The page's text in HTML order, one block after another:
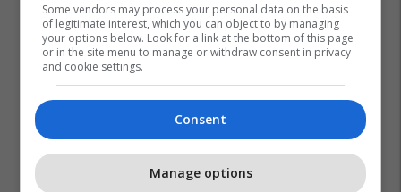
Some vendors may process your personal data on the basis
of legitimate interest, which you can object to by managing
your options below. Look for a link at the bottom of this page
or in the site menu to manage or withdraw consent in privacy
and cookie settings.
Consent
Manage options